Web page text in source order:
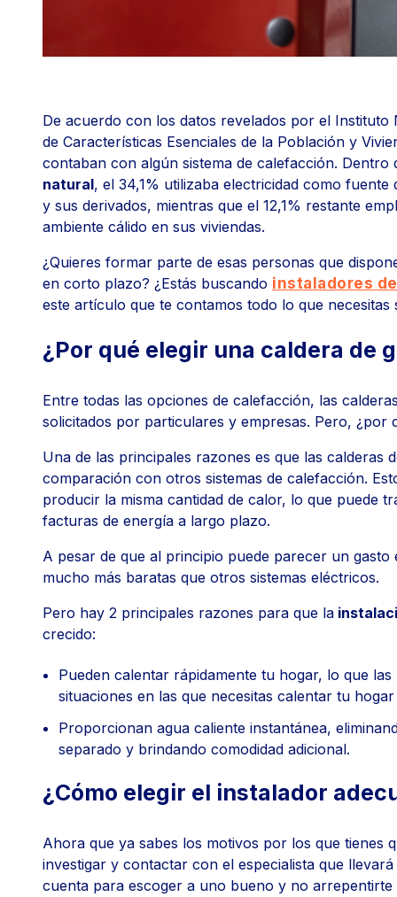
De acuerdo con los datos revelados por el Instituto
de Características Esenciales de la Población y
contaban con algún sistema de calefacción.
natural, el 34,1% utilizaba electricidad como
y sus derivados, mientras que el 12,1% restante
ambiente cálido en sus viviendas.
¿Quieres formar parte de esas personas que
en corto plazo? ¿Estás buscando instaladores
este artículo que te contamos todo lo que necesitas
¿Por qué elegir una caldera de
Entre todas las opciones de calefacción, las
solicitados por particulares y empresas. Pero, ¿por
Una de las principales razones es que las calderas
comparación con otros sistemas de calefacción.
producir la misma cantidad de calor, lo que puede
facturas de energía a largo plazo.
A pesar de que al principio puede parecer un
mucho más baratas que otros sistemas eléctricos.
Pero hay 2 principales razones para que la
crecido:
Pueden calentar rápidamente tu hogar, lo que
situaciones en las que necesitas calentar tu
Proporcionan agua caliente instantánea,
separado y brindando comodidad adicional.
¿Cómo elegir el instalador
Ahora que ya sabes los motivos por los que tienes
investigar y contactar con el especialista que
cuenta para escoger a uno bueno y no